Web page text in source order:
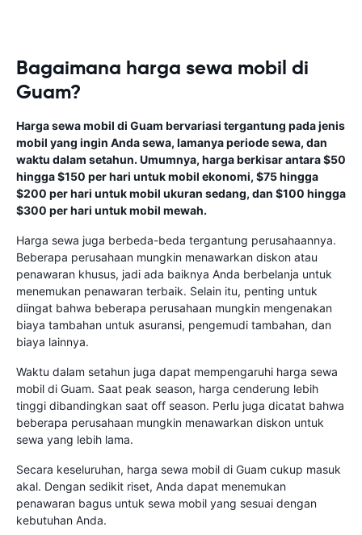
Bagaimana harga sewa mobil di
Guam?
Harga sewa mobil di Guam bervariasi tergantung pada jenis
mobil yang ingin Anda sewa, lamanya periode sewa, dan
waktu dalam setahun. Umumnya, harga berkisar antara $50
hingga $150 per hari untuk mobil ekonomi, $75 hingga
$200 per hari untuk mobil ukuran sedang, dan $100 hingga
$300 per hari untuk mobil mewah.
Harga sewa juga berbeda-beda tergantung perusahaannya.
Beberapa perusahaan mungkin menawarkan diskon atau
penawaran khusus, jadi ada baiknya Anda berbelanja untuk
menemukan penawaran terbaik. Selain itu, penting untuk
diingat bahwa beberapa perusahaan mungkin mengenakan
biaya tambahan untuk asuransi, pengemudi tambahan, dan
biaya lainnya.
Waktu dalam setahun juga dapat mempengaruhi harga sewa
mobil di Guam. Saat peak season, harga cenderung lebih
tinggi dibandingkan saat off season. Perlu juga dicatat bahwa
beberapa perusahaan mungkin menawarkan diskon untuk
sewa yang lebih lama.
Secara keseluruhan, harga sewa mobil di Guam cukup masuk
akal. Dengan sedikit riset, Anda dapat menemukan
penawaran bagus untuk sewa mobil yang sesuai dengan
kebutuhan Anda.